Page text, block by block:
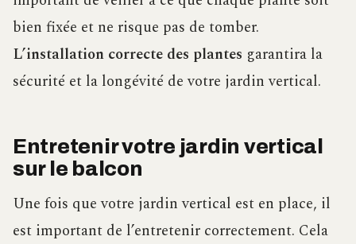
bien fixée et ne risque pas de tomber.
L’installation correcte des plantes garantira la
sécurité et la longévité de votre jardin vertical.
Entretenir votre jardin vertical
sur le balcon
Une fois que votre jardin vertical est en place, il
est important de l’entretenir correctement. Cela